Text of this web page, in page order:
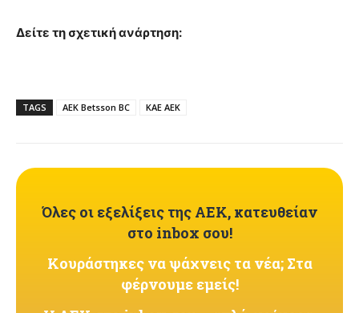
Δείτε τη σχετική ανάρτηση:
TAGS AEK Betsson BC ΚΑΕ ΑΕΚ